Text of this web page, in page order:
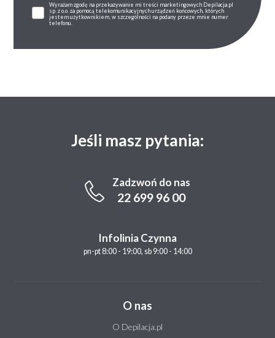
Wyrażam zgodę na przekazywanie mi treści marketingowych Depilacja.pl
sp. z o.o. za pomocą telekomunikacyjnych urządzeń końcowych, których
jestem użytkownikiem, w szczególności na podany przeze mnie numer
telefonu.
Jeśli masz pytania:
Zadzwoń do nas
22 699 96 00
Infolinia Czynna
pn-pt 8:00 - 19:00, sb 9:00 - 14:00
O nas
O Depilacja.pl